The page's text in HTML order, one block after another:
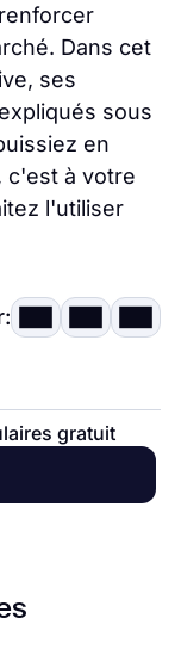
Dans cet
ses
sous
en
c'est à votre
l'utiliser
gratuit